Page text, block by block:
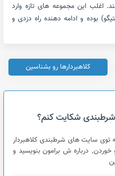
اغلب این مجموعه های تازه وارد
بوده و ادامه دهنده راه دزدی و
کلاهبردارها رو بشناسین
شکایت کنم؟
سایت های شرطبندی کلاهبردار
حقی ازتون ضایع شده و پولتون رو خوردن٬ درباره ش برامون بنویسید و